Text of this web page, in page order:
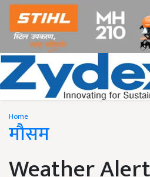
Home
मौसम